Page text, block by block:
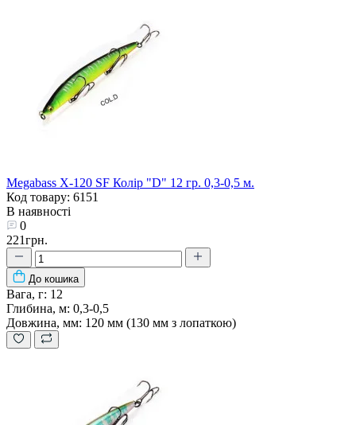
Megabass X-120 SF Колір "D" 12 гр. 0,3-0,5 м.
Код товару: 6151
В наявності
0
221грн.
До кошика
Вага, г: 12
Глибина, м: 0,3-0,5
Довжина, мм: 120 мм (130 мм з лопаткою)